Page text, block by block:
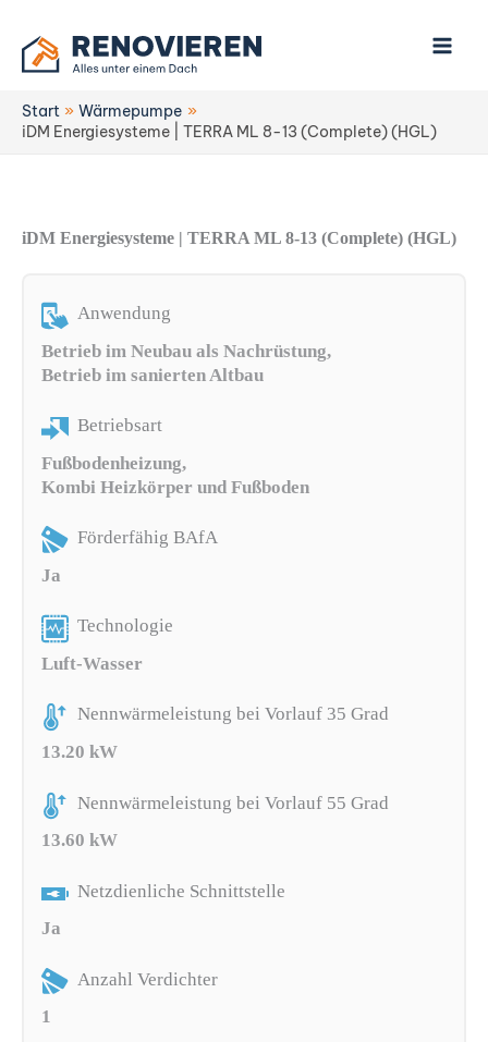
Inhalt
springen
Start
Wärmepumpe
iDM Energiesysteme | TERRA ML 8-13 (Complete) (HGL)
iDM Energiesysteme | TERRA ML 8-13 (Complete) (HGL)
Anwendung
Betrieb im Neubau als Nachrüstung,
Betrieb im sanierten Altbau
Betriebsart
Fußbodenheizung,
Kombi Heizkörper und Fußboden
Förderfähig BAfA
Ja
Technologie
Luft-Wasser
Nennwärmeleistung bei Vorlauf 35 Grad
13.20 kW
Nennwärmeleistung bei Vorlauf 55 Grad
13.60 kW
Netzdienliche Schnittstelle
Ja
Anzahl Verdichter
1